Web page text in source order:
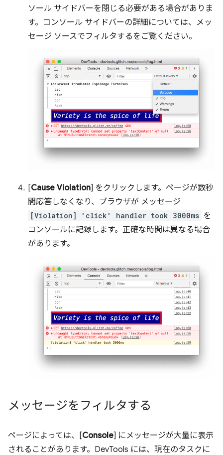
ソール サイドバーを閉じる必要がある場合がありま
す。コンソール サイドバーの詳細については、メッ
セージ ソースでフィルタするをご覧ください。
[Cause Violation] をクリックします。ページが数秒
間応答しなくなり、ブラウザが メッセージ
[Violation] 'click' handler took 3000ms を
コンソールに記録します。正確な時間は異なる場合
があります。
メッセージをフィルタする
ページによっては、[Console] にメッセージが大量に表示
されることがあります。DevTools には、現在のタスクに